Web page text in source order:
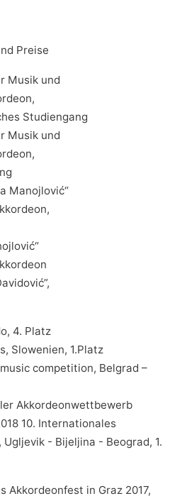
Preise
Musik und
Studiengang
Musik und
Manojlović“
4. Platz
Slowenien, 1.Platz
competition, Belgrad –
Akkordeonwettbewerb
10. Internationales
- Bijeljina - Beograd, 1.
Akkordeonfest in Graz 2017,